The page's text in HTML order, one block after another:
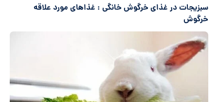
سبزیجات در غذای خرگوش خانگی : غذاهای مورد علاقه
خرگوش